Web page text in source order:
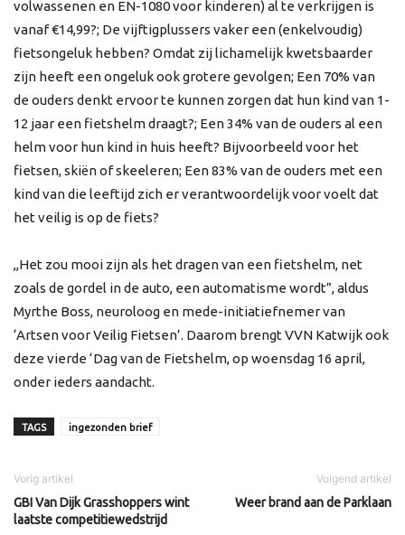
volwassenen en EN-1080 voor kinderen) al te verkrijgen is
vanaf €14,99?; De vijftigplussers vaker een (enkelvoudig)
fietsongeluk hebben? Omdat zij lichamelijk kwetsbaarder
zijn heeft een ongeluk ook grotere gevolgen; Een 70% van
de ouders denkt ervoor te kunnen zorgen dat hun kind van 1-
12 jaar een fietshelm draagt?; Een 34% van de ouders al een
helm voor hun kind in huis heeft? Bijvoorbeeld voor het
fietsen, skiën of skeeleren; Een 83% van de ouders met een
kind van die leeftijd zich er verantwoordelijk voor voelt dat
het veilig is op de fiets?
,,Het zou mooi zijn als het dragen van een fietshelm, net
zoals de gordel in de auto, een automatisme wordt”, aldus
Myrthe Boss, neuroloog en mede-initiatiefnemer van
‘Artsen voor Veilig Fietsen’. Daarom brengt VVN Katwijk ook
deze vierde ‘Dag van de Fietshelm, op woensdag 16 april,
onder ieders aandacht.
TAGS ingezonden brief
Vorig artikel
GBI Van Dijk Grasshoppers wint
laatste competitiewedstrijd
Volgend artikel
Weer brand aan de Parklaan